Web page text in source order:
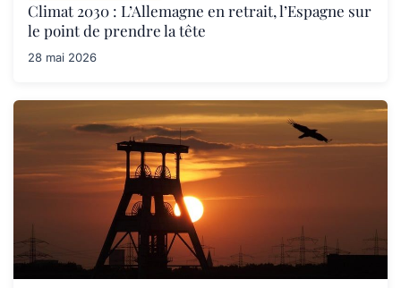
Climat 2030 : L’Allemagne en retrait, l’Espagne sur
le point de prendre la tête
28 mai 2026